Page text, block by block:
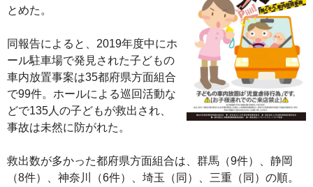
とめた。
同報告によると、2019年度中にホ
ール駐車場で発見された子どもの
車内放置事案は35都府県方面組合
で99件。ホールによる巡回活動な
どで135人の子どもが救出され、
事故は未然に防がれた。
救出数が多かった都府県方面組合は、群馬（9件）、静岡
（8件）、神奈川（6件）、埼玉（同）、三重（同）の順。